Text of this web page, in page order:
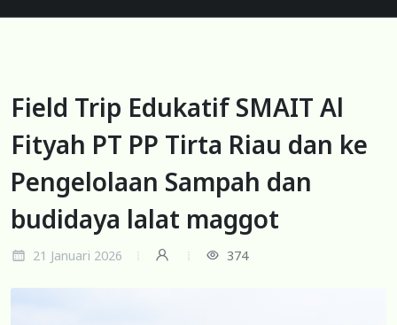
Field Trip Edukatif SMAIT Al
Fityah PT PP Tirta Riau dan ke
Pengelolaan Sampah dan
budidaya lalat maggot
21 Januari 2026 374